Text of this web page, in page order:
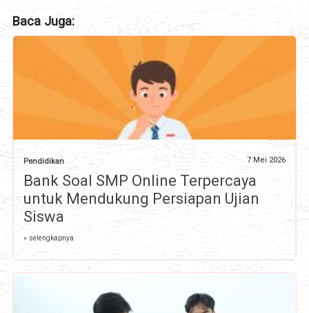
Baca Juga:
Pendidikan 7 Mei 2026
Bank Soal SMP Online Terpercaya
untuk Mendukung Persiapan Ujian
Siswa
» selengkapnya